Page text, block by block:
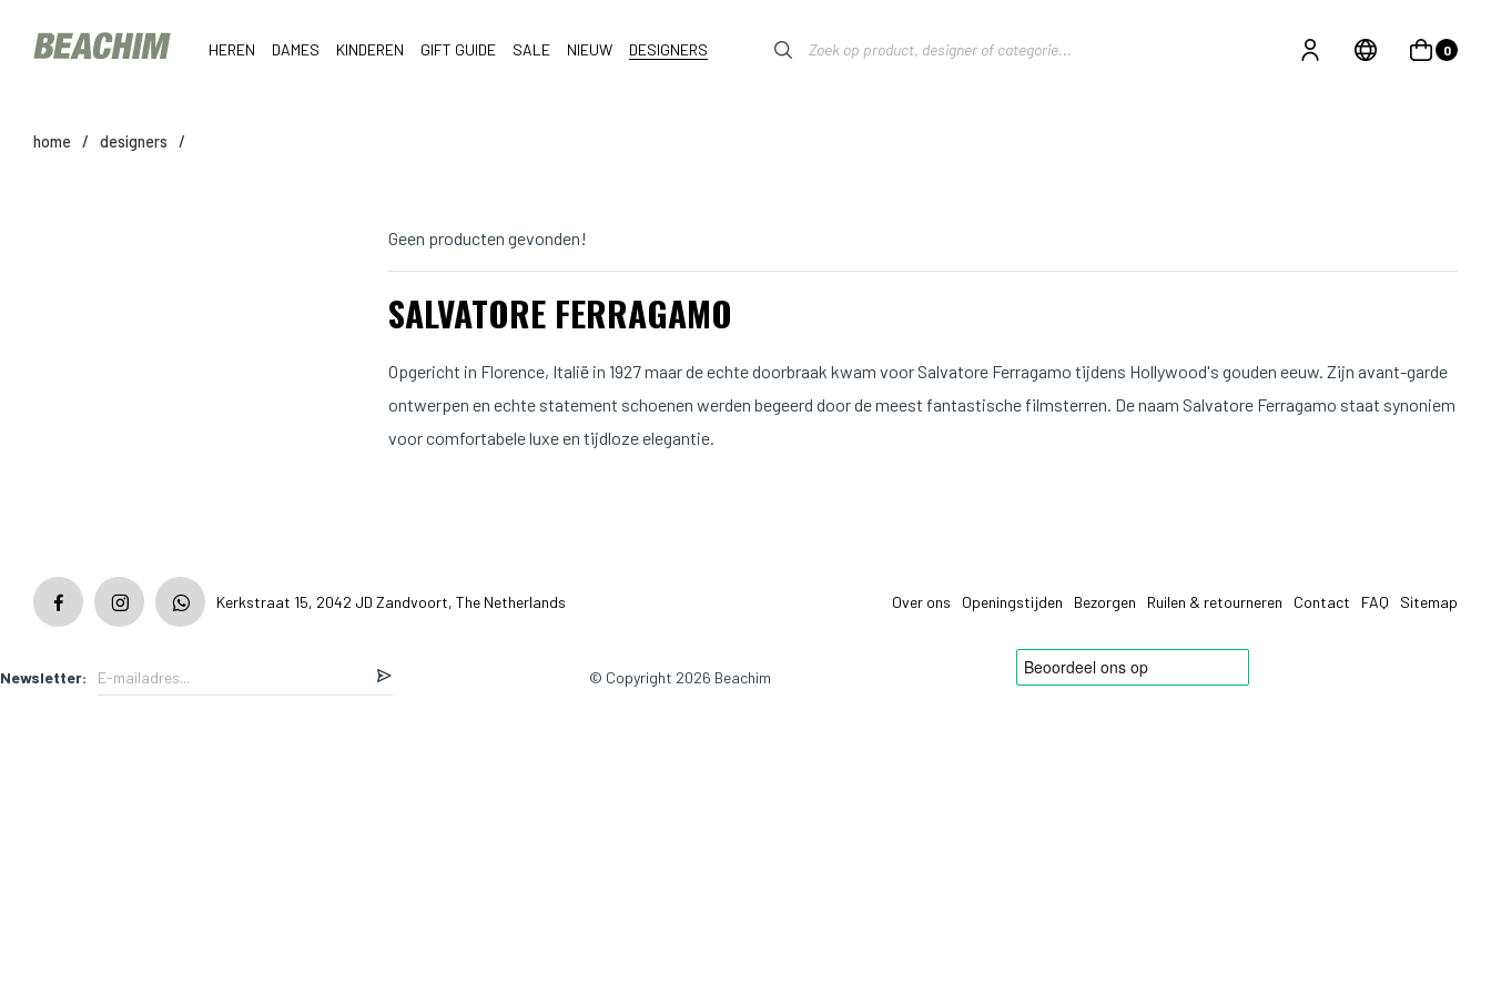
HEREN DAMES KINDEREN GIFT GUIDE SALE NIEUW DESIGNERS 0
home / designers /
Geen producten gevonden!
SALVATORE FERRAGAMO
Opgericht in Florence, Italië in 1927 maar de echte doorbraak kwam voor Salvatore Ferragamo tijdens Hollywood's gouden eeuw. Zijn avant-garde
ontwerpen en echte statement schoenen werden begeerd door de meest fantastische filmsterren. De naam Salvatore Ferragamo staat synoniem
voor comfortabele luxe en tijdloze elegantie.
Kerkstraat 15, 2042 JD Zandvoort, The Netherlands Over ons Openingstijden Bezorgen Ruilen & retourneren Contact FAQ Sitemap
Newsletter: © Copyright 2026 Beachim